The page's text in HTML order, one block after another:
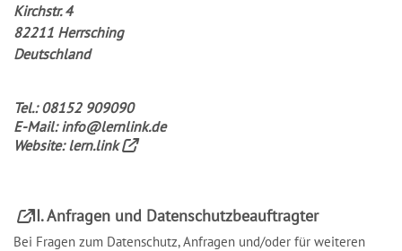
Kirchstr. 4
82211 Herrsching
Deutschland
Tel.: 08152 909090
E-Mail:info@lernlink.de
Website:lern.link
II. Anfragen und Datenschutzbeauftragter
Bei Fragen zum Datenschutz, Anfragen und/oder für weiteren